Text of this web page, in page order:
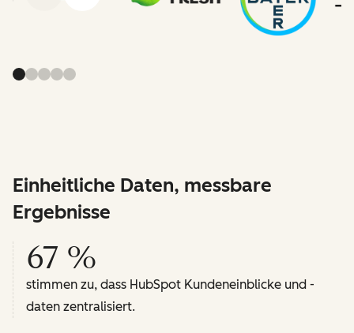
Einheitliche Daten, messbare
Ergebnisse
67 %
stimmen zu, dass HubSpot Kundeneinblicke und -
daten zentralisiert.